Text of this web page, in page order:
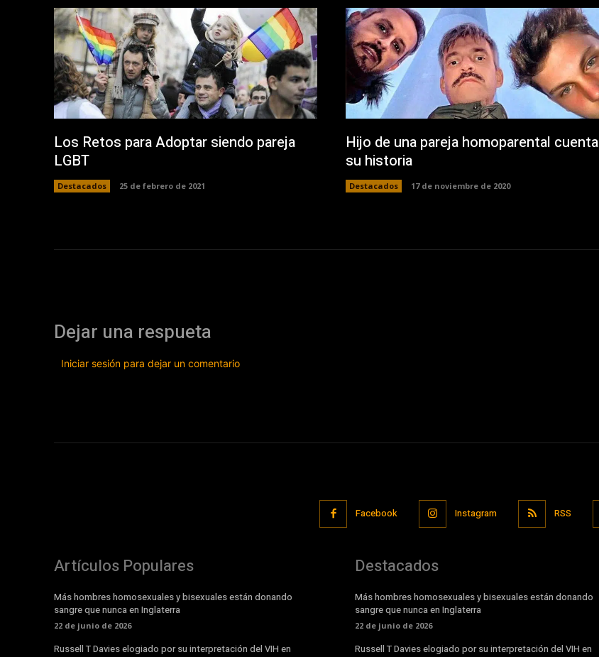
Los Retos para Adoptar siendo pareja
LGBT
Destacados 25 de febrero de 2021
Hijo de una pareja homoparental cuenta
su historia
Destacados 17 de noviembre de 2020
Dejar una respueta
Iniciar sesión para dejar un comentario
Facebook Instagram RSS
Artículos Populares
Más hombres homosexuales y bisexuales están donando
sangre que nunca en Inglaterra
22 de junio de 2026
Russell T Davies elogiado por su interpretación del VIH en
Destacados
Más hombres homosexuales y bisexuales están donando
sangre que nunca en Inglaterra
22 de junio de 2026
Russell T Davies elogiado por su interpretación del VIH en